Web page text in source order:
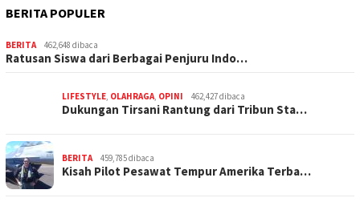
BERITA POPULER
BERITA 462,648 dibaca
Ratusan Siswa dari Berbagai Penjuru Indo…
LIFESTYLE, OLAHRAGA, OPINI 462,427 dibaca
Dukungan Tirsani Rantung dari Tribun Sta…
BERITA 459,785 dibaca
Kisah Pilot Pesawat Tempur Amerika Terba…